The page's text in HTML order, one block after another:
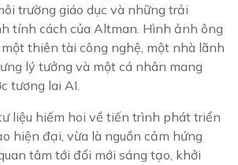
trường giáo dục và những trải
tính cách của Altman. Hình ảnh ông
thiên tài công nghệ, một nhà lãnh
lý tưởng và một cá nhân mang
tương lai AI.
liệu hiếm hoi về tiến trình phát triển
hiện đại, vừa là nguồn cảm hứng
tâm tới đổi mới sáng tạo, khởi